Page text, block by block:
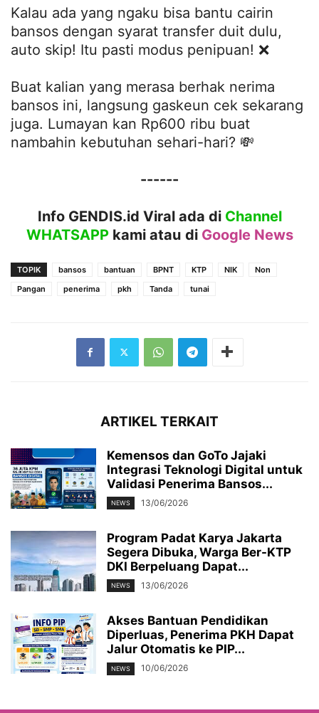
Kalau ada yang ngaku bisa bantu cairin
bansos dengan syarat transfer duit dulu,
auto skip! Itu pasti modus penipuan! ❌
Buat kalian yang merasa berhak nerima
bansos ini, langsung gaskeun cek sekarang
juga. Lumayan kan Rp600 ribu buat
nambahin kebutuhan sehari-hari? 💸
------
Info GENDIS.id Viral ada di Channel
WHATSAPPkami atau di Google News
TOPIK bansos bantuan BPNT KTP NIK
Non
Pangan
penerima pkh Tanda tunai
ARTIKEL TERKAIT
Kemensos dan GoTo Jajaki
Integrasi Teknologi Digital untuk
Validasi Penerima Bansos...
NEWS 13/06/2026
Program Padat Karya Jakarta
Segera Dibuka, Warga Ber-KTP
DKI Berpeluang Dapat...
NEWS 13/06/2026
Akses Bantuan Pendidikan
Diperluas, Penerima PKH Dapat
Jalur Otomatis ke PIP...
NEWS 10/06/2026